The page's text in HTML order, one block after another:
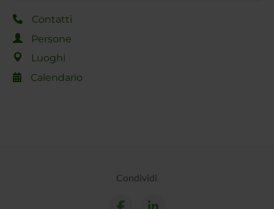
Contatti
Persone
Luoghi
Calendario
Condividi